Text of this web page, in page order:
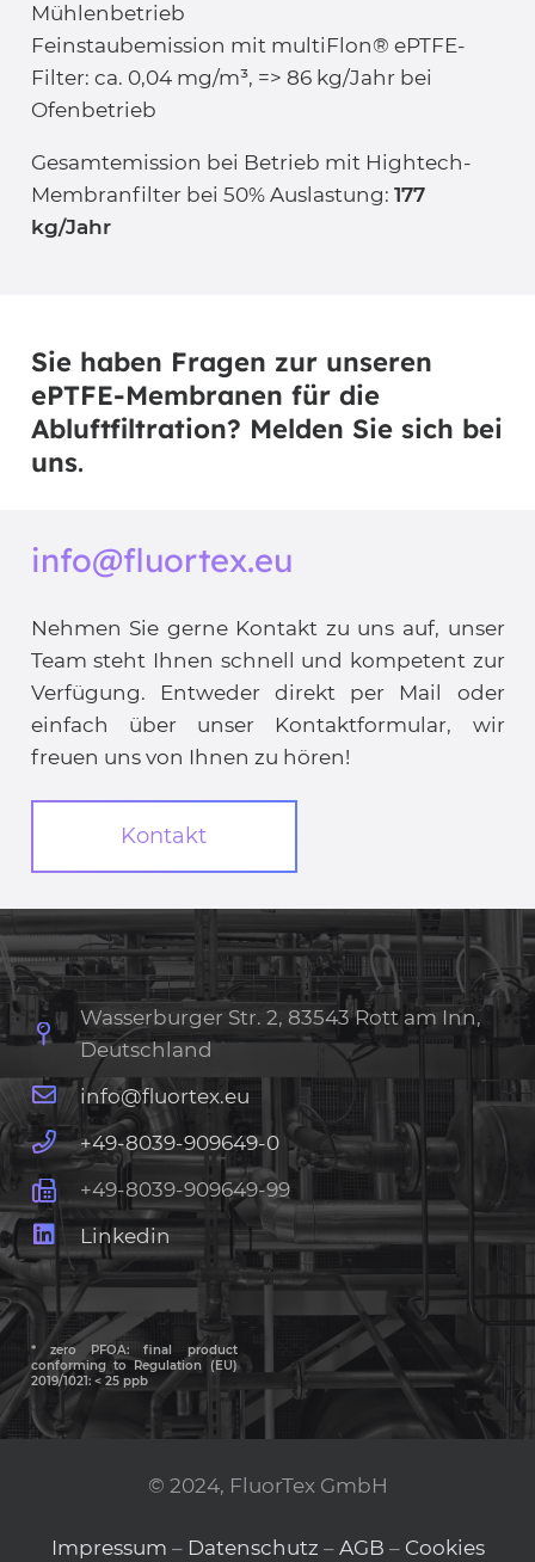
Mühlenbetrieb
Feinstaubemission mit multiFlon® ePTFE-
Filter: ca. 0,04 mg/m³, => 86 kg/Jahr bei
Ofenbetrieb
Gesamtemission bei Betrieb mit Hightech-
Membranfilter bei 50% Auslastung: 177
kg/Jahr
Sie haben Fragen zur unseren
ePTFE-Membranen für die
Abluftfiltration? Melden Sie sich bei
uns.
info@fluortex.eu
Nehmen Sie gerne Kontakt zu uns auf, unser
Team steht Ihnen schnell und kompetent zur
Verfügung. Entweder direkt per Mail oder
einfach über unser Kontaktformular, wir
freuen uns von Ihnen zu hören!
Kontakt
Wasserburger Str. 2, 83543 Rott am Inn,
Deutschland
info@fluortex.eu
+49-8039-909649-0
+49-8039-909649-99
Linkedin
* zero PFOA: final product
conforming to Regulation (EU)
2019/1021: < 25 ppb
© 2024, FluorTex GmbH
Impressum – Datenschutz – AGB – Cookies